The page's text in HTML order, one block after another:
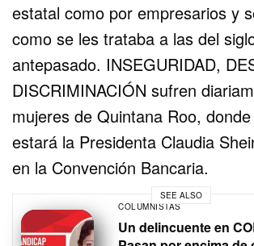
estatal como por empresarios y
como se les trataba a las del
antepasado. INSEGURIDAD,
DISCRIMINACIÓN sufren
mujeres de Quintana Roo,
estará la Presidenta Claudia
en la Convención Bancaria.
SEE ALSO
COLUMNISTAS
Un delincuente en